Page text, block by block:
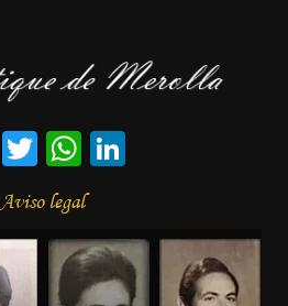
Facebook
TwitterWhatsApp
Aviso legal